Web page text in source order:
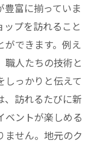
富に揃っていま
プを訪れること
ができます。例え
職人たちの技術と
しっかりと伝えて
、訪れるたびに新
ベントが楽しめる
ません。地元のク